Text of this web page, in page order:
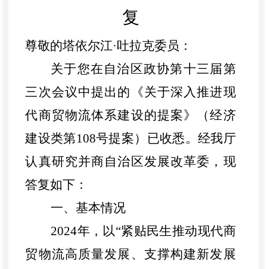
复
尊敬的塔依尔江·吐拉克委员：
关于您在自治区政协第十三届第
三次会议中提出的《关于深入推进现
代商贸物流体系建设的提案》（经济
建设类第108号提案）已收悉。经我厅
认真研究并商自治区发展改革委，现
答复如下：
一、基本情况
2024年 ，以“紧贴民生推动现代商
贸物流高质量发展、支撑构建新发展